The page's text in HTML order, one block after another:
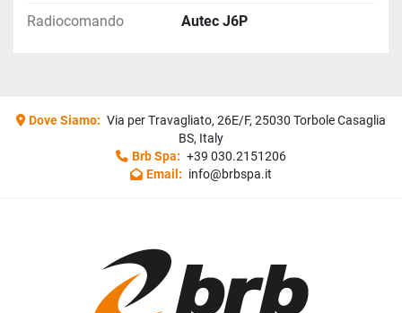
Radiocomando
Autec J6P
Dove Siamo: Via per Travagliato, 26E/F, 25030 Torbole Casaglia
BS, Italy
Brb Spa: +39 030.2151206
Email: info@brbspa.it